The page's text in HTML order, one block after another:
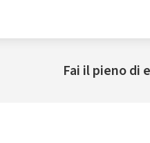
Fai il pieno di